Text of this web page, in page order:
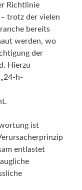
Richtlinie
trotz der vielen
bereits
werden, wo
der
Hierzu
h-
ist
entlastet